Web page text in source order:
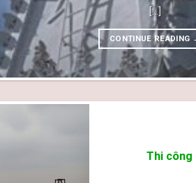
[...]
CONTINUE READING
Thi công